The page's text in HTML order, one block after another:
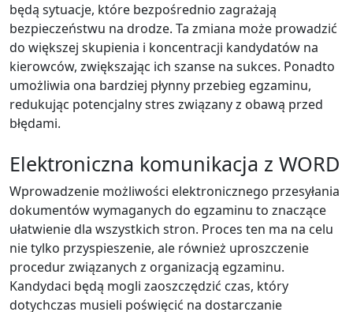
będą sytuacje, które bezpośrednio zagrażają
bezpieczeństwu na drodze. Ta zmiana może prowadzić
do większej skupienia i koncentracji kandydatów na
kierowców, zwiększając ich szanse na sukces. Ponadto
umożliwia ona bardziej płynny przebieg egzaminu,
redukując potencjalny stres związany z obawą przed
błędami.
Elektroniczna komunikacja z WORD
Wprowadzenie możliwości elektronicznego przesyłania
dokumentów wymaganych do egzaminu to znaczące
ułatwienie dla wszystkich stron. Proces ten ma na celu
nie tylko przyspieszenie, ale również uproszczenie
procedur związanych z organizacją egzaminu.
Kandydaci będą mogli zaoszczędzić czas, który
dotychczas musieli poświęcić na dostarczanie